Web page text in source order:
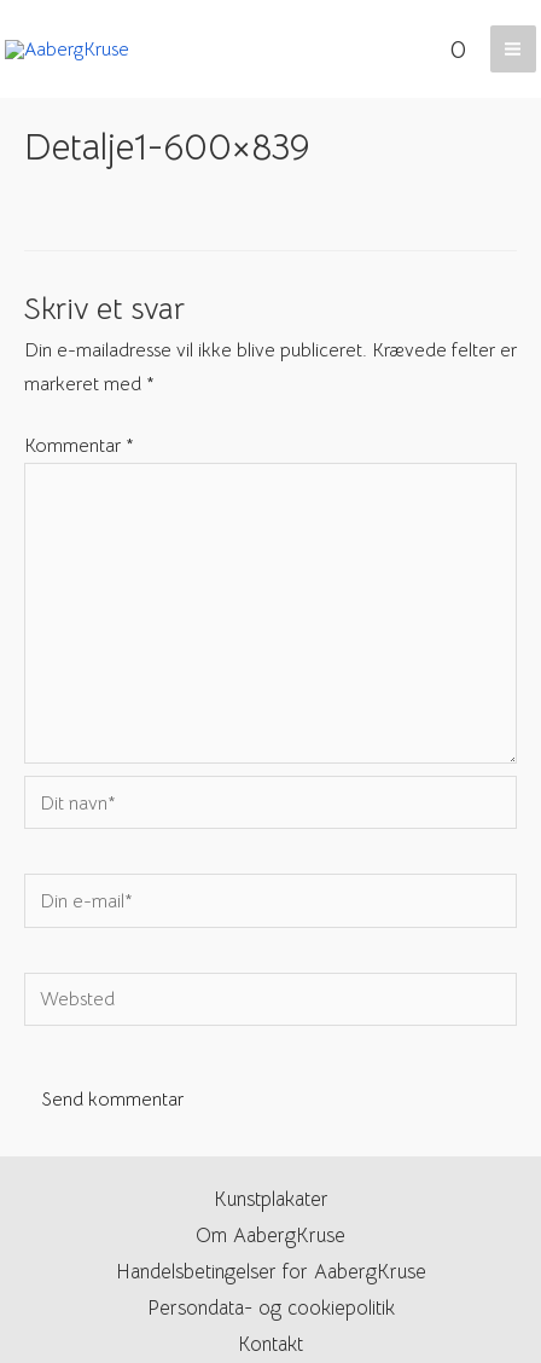
til
0
Detalje1-600×839
Skriv et svar
Din e-mailadresse vil ikke blive publiceret. Krævede felter er
markeret med *
Kommentar *
Dit
navn*
Din
e-
Websted
Kunstplakater
Om AabergKruse
Handelsbetingelser for AabergKruse
Persondata- og cookiepolitik
Kontakt